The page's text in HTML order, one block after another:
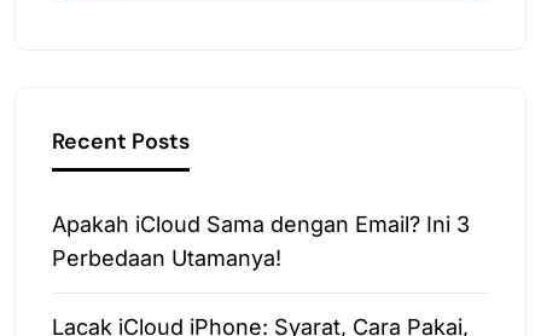
Recent Posts
Apakah iCloud Sama dengan Email? Ini 3
Perbedaan Utamanya!
Lacak iCloud iPhone: Syarat, Cara Pakai,